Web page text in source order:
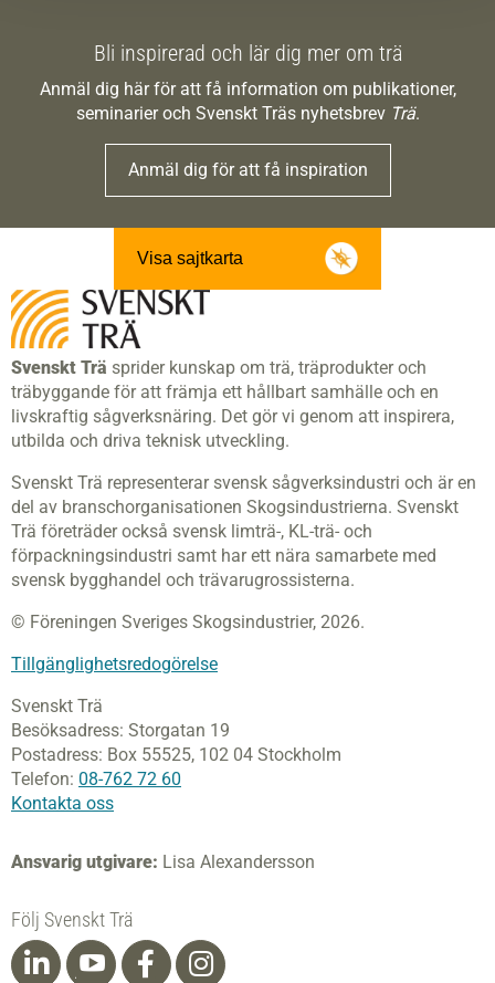
Bli inspirerad och lär dig mer om trä
Anmäl dig här för att få information om publikationer,
seminarier och Svenskt Träs nyhetsbrev Trä.
Anmäl dig för att få inspiration
Visa sajtkarta
Svenskt Trä sprider kunskap om trä, träprodukter och
träbyggande för att främja ett hållbart samhälle och en
livskraftig sågverksnäring. Det gör vi genom att inspirera,
utbilda och driva teknisk utveckling.
Svenskt Trä representerar svensk sågverksindustri och är en
del av branschorganisationen Skogsindustrierna. Svenskt
Trä företräder också svensk limträ-, KL-trä- och
förpackningsindustri samt har ett nära samarbete med
svensk bygghandel och trävarugrossisterna.
© Föreningen Sveriges Skogsindustrier, 2026.
Tillgänglighetsredogörelse
Svenskt Trä
Besöksadress: Storgatan 19
Postadress: Box 55525, 102 04 Stockholm
Telefon: 08-762 72 60
Kontakta oss
Ansvarig utgivare: Lisa Alexandersson
Följ Svenskt Trä